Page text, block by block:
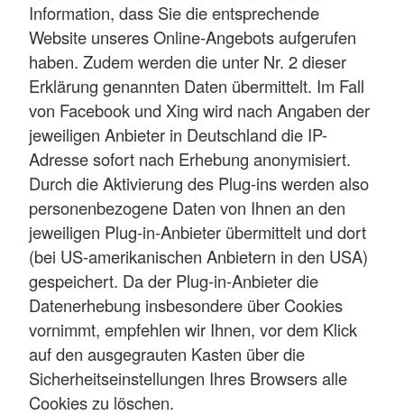
Information, dass Sie die entsprechende
Website unseres Online-Angebots aufgerufen
haben. Zudem werden die unter Nr. 2 dieser
Erklärung genannten Daten übermittelt. Im Fall
von Facebook und Xing wird nach Angaben der
jeweiligen Anbieter in Deutschland die IP-
Adresse sofort nach Erhebung anonymisiert.
Durch die Aktivierung des Plug-ins werden also
personenbezogene Daten von Ihnen an den
jeweiligen Plug-in-Anbieter übermittelt und dort
(bei US-amerikanischen Anbietern in den USA)
gespeichert. Da der Plug-in-Anbieter die
Datenerhebung insbesondere über Cookies
vornimmt, empfehlen wir Ihnen, vor dem Klick
auf den ausgegrauten Kasten über die
Sicherheitseinstellungen Ihres Browsers alle
Cookies zu löschen.